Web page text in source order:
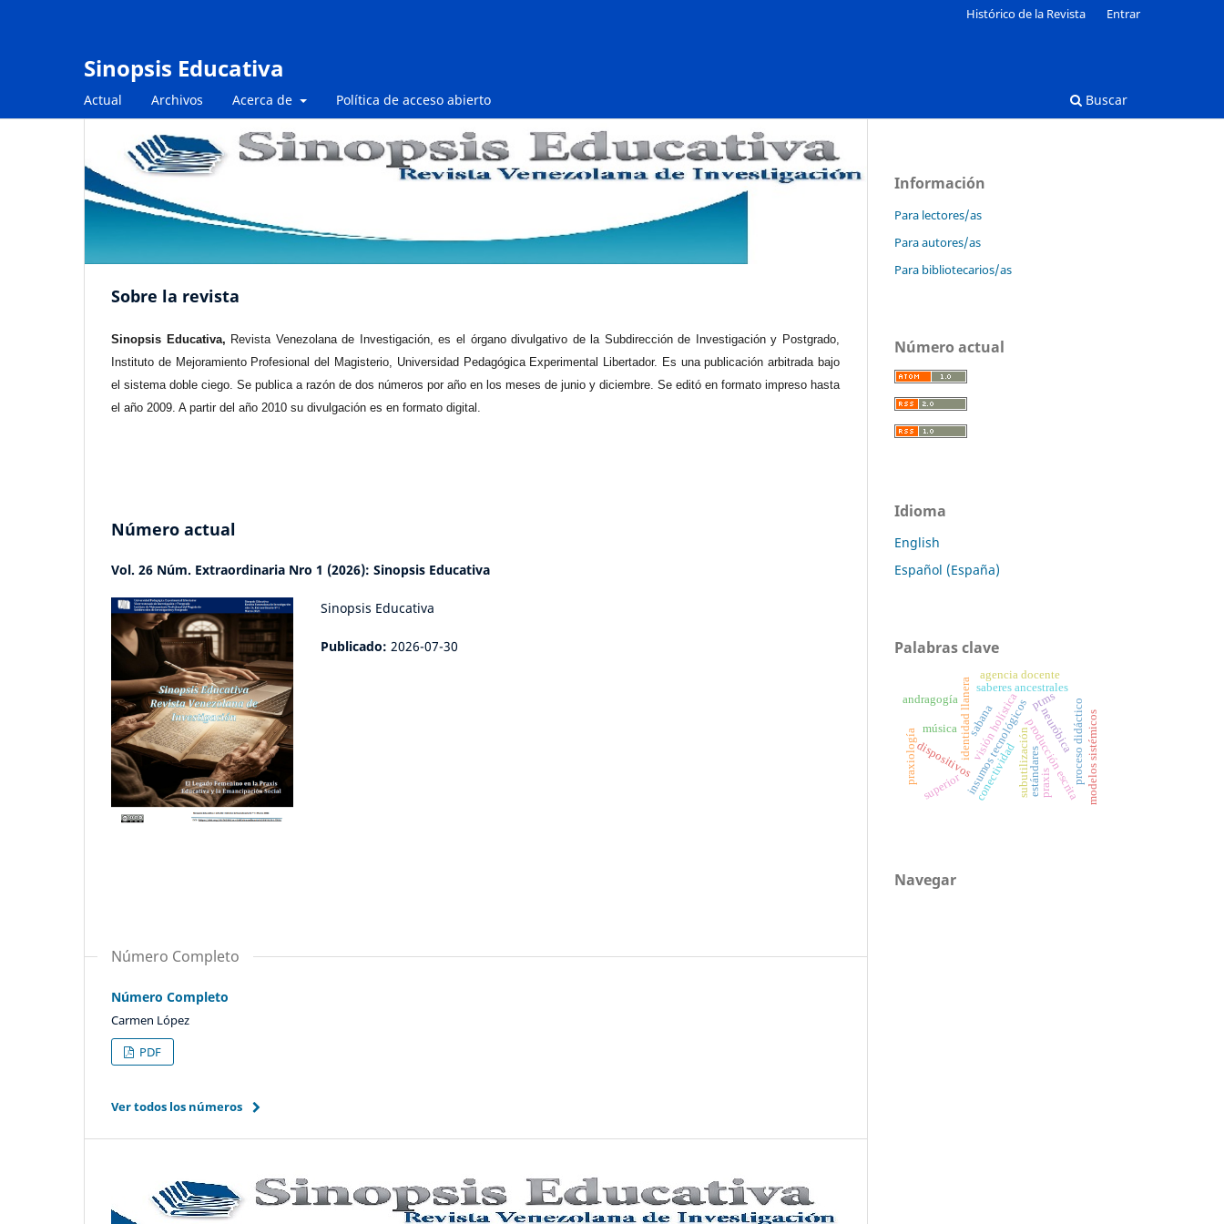
Sinopsis Educativa
Actual Archivos Acerca de Política de acceso abierto Buscar
Histórico de la Revista Entrar
Sobre la revista
Sinopsis Educativa, Revista Venezolana de Investigación, es el órgano divulgativo de la Subdirección de Investigación y Postgrado,
Instituto de Mejoramiento Profesional del Magisterio, Universidad Pedagógica Experimental Libertador. Es una publicación arbitrada bajo
el sistema doble ciego. Se publica a razón de dos números por año en los meses de junio y diciembre. Se editó en formato impreso hasta
el año 2009. A partir del año 2010 su divulgación es en formato digital.
Número actual
Vol. 26 Núm. Extraordinaria Nro 1 (2026): Sinopsis Educativa
Sinopsis Educativa
Publicado: 2026-07-30
Número Completo
Número Completo
Carmen López
PDF
Ver todos los números
Información
Para lectores/as
Para autores/as
Para bibliotecarios/as
Número actual
Idioma
English
Español (España)
Palabras clave
producción escrita
sabana
insumos tecnológicos
visión holística ptms
saberes ancestrales
identidad llanera
conectividad proceso didáctico
dispositivos subutilización
agencia docente
praxiología
andragogía
neuróbica
música modelos sistémicos
estándarespraxis
superior
Navegar